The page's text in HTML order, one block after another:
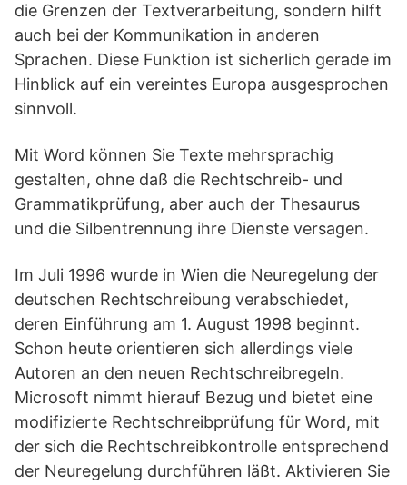
die Grenzen der Textverarbeitung, sondern hilft
auch bei der Kommunikation in anderen
Sprachen. Diese Funktion ist sicherlich gerade im
Hinblick auf ein vereintes Europa ausgesprochen
sinnvoll.
Mit Word können Sie Texte mehrsprachig
gestalten, ohne daß die Rechtschreib- und
Grammatikprüfung, aber auch der Thesaurus
und die Silbentrennung ihre Dienste versagen.
Im Juli 1996 wurde in Wien die Neuregelung der
deutschen Rechtschreibung verabschiedet,
deren Einführung am 1. August 1998 beginnt.
Schon heute orientieren sich allerdings viele
Autoren an den neuen Rechtschreibregeln.
Microsoft nimmt hierauf Bezug und bietet eine
modifizierte Rechtschreibprüfung für Word, mit
der sich die Rechtschreibkontrolle entsprechend
der Neuregelung durchführen läßt. Aktivieren Sie